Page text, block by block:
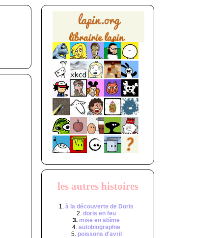
les autres histoires
1. à la découverte de Doris
2. doris en feu
3. mise en abîme
4. autobiographie
5. poissons d'avril